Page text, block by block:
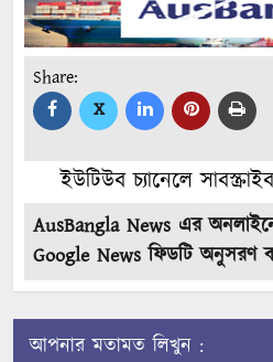
Share:
X
ইউটিউব চ্যানেলে
AusBangla News এর
Google News ফিডটি অনুসরণ
আপনার মতামত লিখুন :